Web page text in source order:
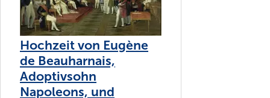
Hochzeit von Eugène
de Beauharnais,
Adoptivsohn
Napoleons, und